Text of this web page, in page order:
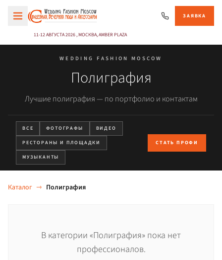
ЗАЯВКА
11-12 АВГУСТА 2026 , МОСКВА, AMBER PLAZA
WEDDING FASHION MOSCOW
Полиграфия
Лучшие полиграфия — по портфолио и контактам
ВСЕ ФОТОГРАФЫ ВИДЕО
РЕСТОРАНЫ И ПЛОЩАДКИ
МУЗЫКАНТЫ
СТАТЬ ПРОФИ
Каталог ⇾ Полиграфия
В категории «Полиграфия» пока нет
профессионалов.